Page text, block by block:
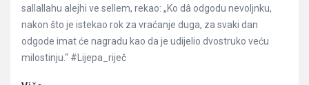
sallallahu alejhi ve sellem, rekao: „Ko dâ odgodu nevoljnku,
nakon što je istekao rok za vraćanje duga, za svaki dan
odgode imat će nagradu kao da je udijelio dvostruko veću
milostinju.“ #Lijepa_riječ